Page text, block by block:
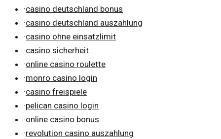
·casino deutschland bonus
·casino deutschland auszahlung
·casino ohne einsatzlimit
·casino sicherheit
·online casino roulette
·monro casino login
·casino freispiele
·pelican casino login
·online casino bonus
·revolution casino auszahlung